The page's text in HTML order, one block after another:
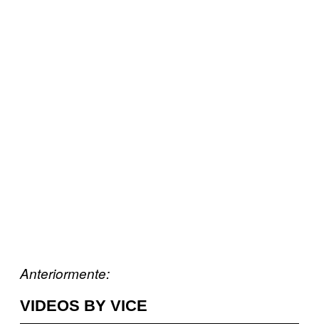
Anteriormente:
VIDEOS BY VICE